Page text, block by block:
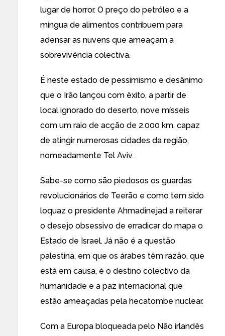
lugar de horror. O preço do petróleo e a
míngua de alimentos contribuem para
adensar as nuvens que ameaçam a
sobrevivência colectiva.
É neste estado de pessimismo e desânimo
que o Irão lançou com êxito, a partir de
local ignorado do deserto, nove mísseis
com um raio de acção de 2.000 km, capaz
de atingir numerosas cidades da região,
nomeadamente Tel Aviv.
Sabe-se como são piedosos os guardas
revolucionários de Teerão e como tem sido
loquaz o presidente Ahmadinejad a reiterar
o desejo obsessivo de erradicar do mapa o
Estado de Israel. Já não é a questão
palestina, em que os árabes têm razão, que
está em causa, é o destino colectivo da
humanidade e a paz internacional que
estão ameaçadas pela hecatombe nuclear.
Com a Europa bloqueada pelo Não irlandês